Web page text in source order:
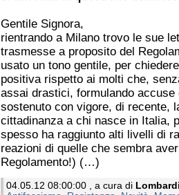
Gentile Signora,
rientrando a Milano trovo le sue
trasmesse a proposito del
usato un tono gentile, per
positiva rispetto ai molti che,
assai drastici, formulando
sostenuto con vigore, di recente,
cittadinanza a chi nasce in Italia,
spesso ha raggiunto alti livelli di
reazioni di quelle che sembra
Regolamento!) (…)
04.05.12 08:00:00 , a cura di